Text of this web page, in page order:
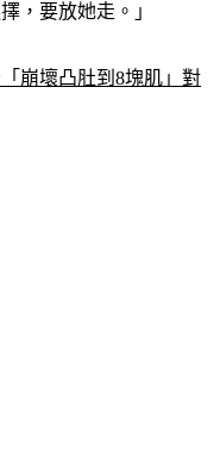
來就不想離婚，但女生